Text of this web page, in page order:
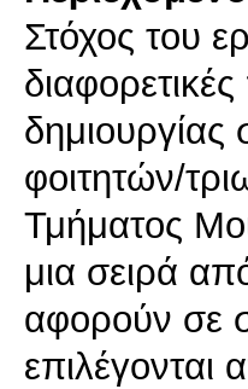
Στόχος του
δημιουργίας
φοιτητών/
Τμήματος
μια σειρά
αφορούν σε